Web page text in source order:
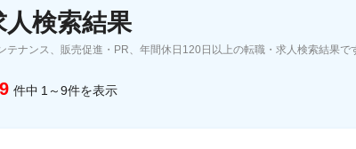
ーエージェントサービス
人検索結果
テナンス、販売促進・PR、年間休日120日以上の転職・求人検索結果で
9 件中 1～9件を表示